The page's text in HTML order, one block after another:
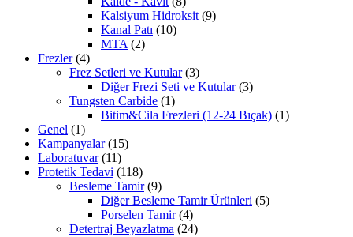
Kalsiyum Hidroksit (9)
Kanal Patı (10)
MTA (2)
Frezler (4)
Frez Setleri ve Kutular (3)
Diğer Frezi Seti ve Kutular (3)
Tungsten Carbide (1)
Bitim&Cila Frezleri (12-24 Bıçak) (1)
Genel (1)
Kampanyalar (15)
Laboratuvar (11)
Protetik Tedavi (118)
Besleme Tamir (9)
Diğer Besleme Tamir Ürünleri (5)
Porselen Tamir (4)
Detertraj Beyazlatma (24)